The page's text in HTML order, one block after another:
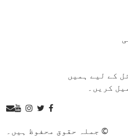
ico کو jpg
کے لیے ہمیں
© جملہ حقوق محفوظ ہیں۔